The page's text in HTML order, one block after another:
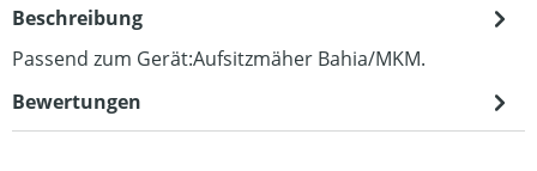
Beschreibung
Passend zum Gerät:Aufsitzmäher Bahia/MKM.
Bewertungen